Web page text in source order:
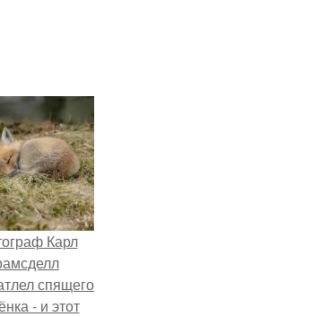
Карл
спящего
- и этот